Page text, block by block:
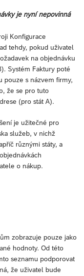
je nyní nepovinná
Konfigurace
tehdy, pokud uživatel
na objednávku
Systém Faktury poté
pouze s názvem firmy,
že se pro tuto
(pro stát A).
je užitečné pro
služeb, v nichž
různými státy, a
o nákup.
zobrazuje pouze jako
hodnoty. Od této
seznamu podporovat
že uživatel bude